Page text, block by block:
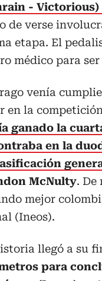
- Victorious)
de verse
etapa. El
médico para
venía
en la
ganado la
en la
McNulty. De
mejor
(Ineos).
llegó a su
para